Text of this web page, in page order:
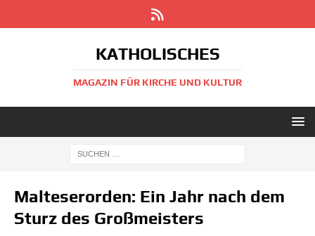
KATHOLISCHES
MAGAZIN FÜR KIRCHE UND KULTUR
Malteserorden: Ein Jahr nach dem
Sturz des Großmeisters